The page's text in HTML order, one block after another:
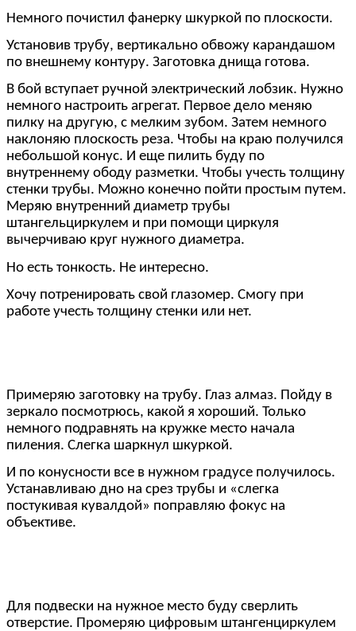
Немного почистил фанерку шкуркой по плоскости.
Установив трубу, вертикально обвожу карандашом
по внешнему контуру. Заготовка днища готова.
В бой вступает ручной электрический лобзик. Нужно
немного настроить агрегат. Первое дело меняю
пилку на другую, с мелким зубом. Затем немного
наклоняю плоскость реза. Чтобы на краю получился
небольшой конус. И еще пилить буду по
внутреннему ободу разметки. Чтобы учесть толщину
стенки трубы. Можно конечно пойти простым путем.
Меряю внутренний диаметр трубы
штангельциркулем и при помощи циркуля
вычерчиваю круг нужного диаметра.
Но есть тонкость. Не интересно.
Хочу потренировать свой глазомер. Смогу при
работе учесть толщину стенки или нет.
Примеряю заготовку на трубу. Глаз алмаз. Пойду в
зеркало посмотрюсь, какой я хороший. Только
немного подравнять на кружке место начала
пиления. Слегка шаркнул шкуркой.
И по конусности все в нужном градусе получилось.
Устанавливаю дно на срез трубы и «слегка
постукивая кувалдой» поправляю фокус на
объективе.
Для подвески на нужное место буду сверлить
отверстие. Промеряю цифровым штангенциркулем